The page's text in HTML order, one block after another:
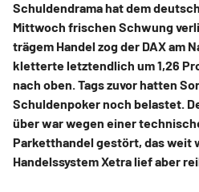
Schuldendrama hat dem
Mittwoch frischen Schwung
trägem Handel zog der DAX am
kletterte letztendlich um 1,26
nach oben. Tags zuvor hatten
Schuldenpoker noch belastet.
über war wegen einer
Parketthandel gestört, das
Handelssystem Xetra lief aber